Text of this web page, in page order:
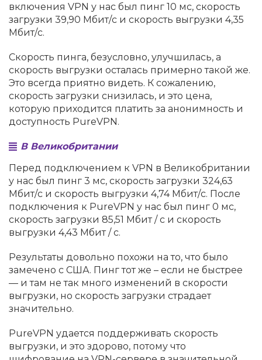
включения VPN у нас был пинг 10 мс, скорость
загрузки 39,90 Мбит/с и скорость выгрузки 4,35
Мбит/с.
Скорость пинга, безусловно, улучшилась, а
скорость выгрузки осталась примерно такой же.
Это всегда приятно видеть. К сожалению,
скорость загрузки снизилась, и это цена,
которую приходится платить за анонимность и
доступность PureVPN.
В Великобритании
Перед подключением к VPN в Великобритании
у нас был пинг 3 мс, скорость загрузки 324,63
Мбит/с и скорость выгрузки 4,74 Мбит/с. После
подключения к PureVPN у нас был пинг 0 мс,
скорость загрузки 85,51 Мбит / с и скорость
выгрузки 4,43 Мбит / с.
Результаты довольно похожи на то, что было
замечено с США. Пинг тот же – если не быстрее
— и там не так много изменений в скорости
выгрузки, но скорость загрузки страдает
значительно.
PureVPN удается поддерживать скорость
выгрузки, и это здорово, потому что